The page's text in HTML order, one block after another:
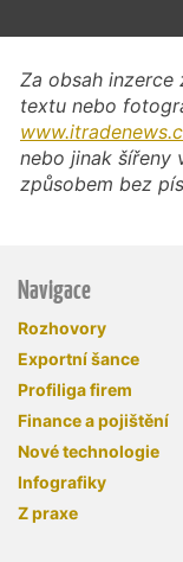
Za obsah
textu nebo
nebo jinak šířeny
způsobem bez
Navigace
Rozhovory
Exportní šance
Profiliga firem
Finance a pojištění
Nové technologie
Infografiky
Z praxe